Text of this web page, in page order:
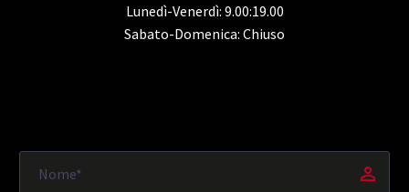
Lunedì-Venerdì: 9.00:19.00
Sabato-Domenica: Chiuso